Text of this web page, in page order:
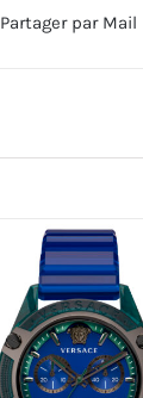
Partager par Mail